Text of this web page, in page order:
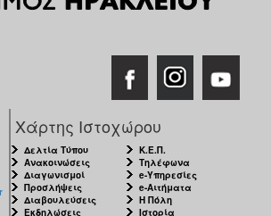
Χάρτης Ιστοχώρου
Δελτία Τύπου
Ανακοινώσεις
Διαγωνισμοί
Προσλήψεις
Διαβουλεύσεις
Εκδηλώσεις
Κ.Ε.Π.
Τηλέφωνα
e-Υπηρεσίες
e-Αιτήματα
Η Πόλη
Ιστορία